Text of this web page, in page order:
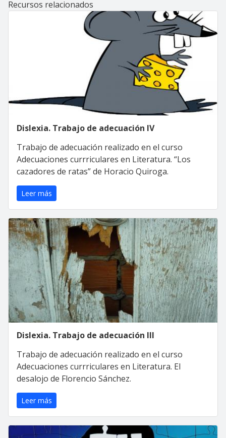
Recursos relacionados
Dislexia. Trabajo de adecuación IV
Trabajo de adecuación realizado en el curso
Adecuaciones currriculares en Literatura. “Los
cazadores de ratas” de Horacio Quiroga.
Leer más
Dislexia. Trabajo de adecuación III
Trabajo de adecuación realizado en el curso
Adecuaciones currriculares en Literatura. El
desalojo de Florencio Sánchez.
Leer más